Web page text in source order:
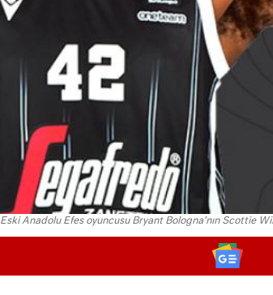
Eski Anadolu Efes oyuncusu Bryant Bologna'nın Scottie